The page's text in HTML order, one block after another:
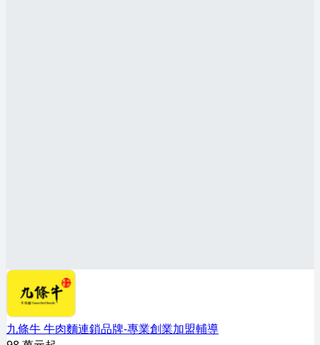
九條牛 牛肉麵連鎖品牌-專業創業加盟輔導